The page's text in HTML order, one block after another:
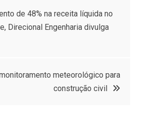
de 48% na receita líquida no
Direcional Engenharia divulga
meteorológico para
construção civil